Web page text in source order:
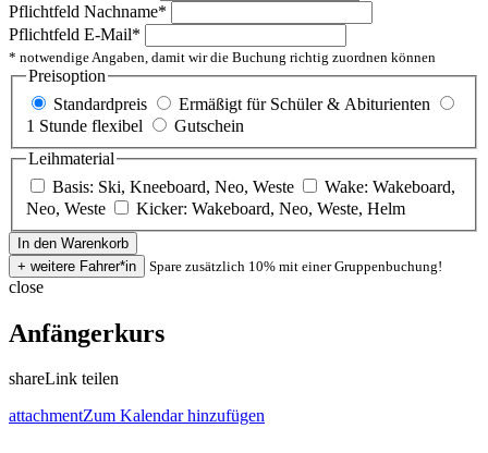
Pflichtfeld Nachname*
Pflichtfeld E-Mail*
* notwendige Angaben, damit wir die Buchung richtig zuordnen können
Preisoption
Standardpreis
Ermäßigt für Schüler & Abiturienten
1 Stunde flexibel
Gutschein
Leihmaterial
Basis: Ski, Kneeboard, Neo, Weste
Wake: Wakeboard,
Neo, Weste
Kicker: Wakeboard, Neo, Weste, Helm
Spare zusätzlich 10% mit einer Gruppenbuchung!
close
Anfängerkurs
shareLink teilen
attachmentZum Kalendar hinzufügen